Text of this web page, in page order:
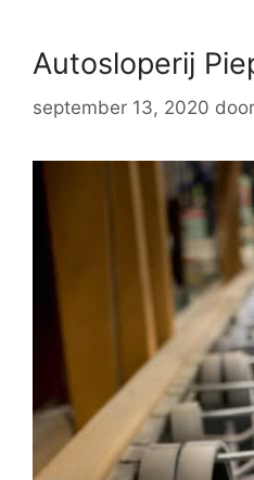
Autosloperij
september 13, 2020 door